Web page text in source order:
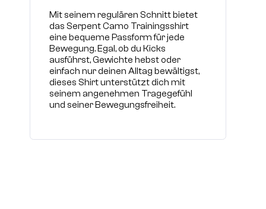
Mit seinem regulären Schnitt bietet
das Serpent Camo Trainingsshirt
eine bequeme Passform für jede
Bewegung. Egal, ob du Kicks
ausführst, Gewichte hebst oder
einfach nur deinen Alltag bewältigst,
dieses Shirt unterstützt dich mit
seinem angenehmen Tragegefühl
und seiner Bewegungsfreiheit.